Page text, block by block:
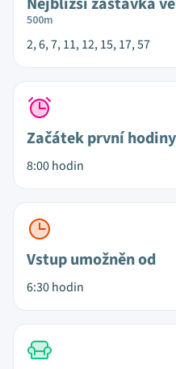
500m
2, 6, 7, 11, 12, 15, 17, 57
Začátek první hodiny
8:00 hodin
Vstup umožněn od
6:30 hodin